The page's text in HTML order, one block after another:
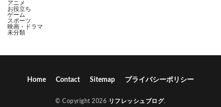
アニメ
お役立ち
ゲーム
スポーツ
映画・ドラマ
未分類
Home Contact Sitemap プライバシーポリシー
© Copyright 2026 リフレッシュブログ.